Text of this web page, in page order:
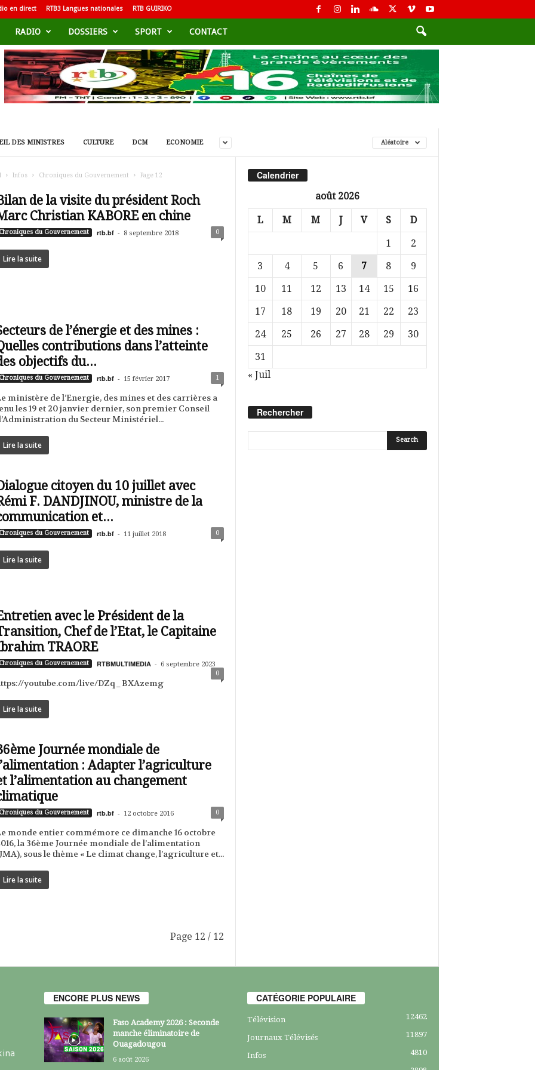
en direct RTB3 Langues nationales RTB GUIRIKO
RADIO DOSSIERS SPORT CONTACT
DES MINISTRES CULTURE DCM ECONOMIE Aléatoire
Infos Chroniques du Gouvernement Page 12
de la visite du président Roch
Christian KABORE en chine
Chroniques du Gouvernement rtb.bf - 8 septembre 2018 0
Lire la suite
de l’énergie et des mines :
contributions dans l’atteinte
objectifs du...
Chroniques du Gouvernement rtb.bf - 15 février 2017 1
ministère de l’Energie, des mines et des carrières a
les 19 et 20 janvier dernier, son premier Conseil
du Secteur Ministériel...
Lire la suite
citoyen du 10 juillet avec
F. DANDJINOU, ministre de la
et...
Chroniques du Gouvernement rtb.bf - 11 juillet 2018 0
Lire la suite
avec le Président de la
Chef de l’Etat, le Capitaine
TRAORE
Chroniques du Gouvernement RTBMULTIMEDIA -
6 septembre 2023
0
youtube.com/live/DZq_BXAzemg
Lire la suite
Journée mondiale de
: Adapter l’agriculture
l’alimentation au changement
Chroniques du Gouvernement rtb.bf - 12 octobre 2016 0
monde entier commémore ce dimanche 16 octobre
la 36ème Journée mondiale de l’alimentation
sous le thème « Le climat change, l’agriculture et...
Lire la suite
Page 12 / 12
Calendrier
août 2026
L M M J V S D
1
2
3
4 5 6 7 8
9
10
11 12 13 14 15
16
17
18 19 20 21 22
23
24
25 26 27 28 29
30
31
« Juil
Rechercher
ENCORE PLUS NEWS
Faso Academy 2026 : Seconde
manche éliminatoire de
Ouagadougou
6 août 2026
CATÉGORIE POPULAIRE
Télévision 12462
Journaux Télévisés 11897
Infos 4810